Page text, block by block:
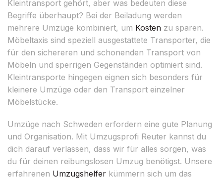
Kleintransport gehört, aber was bedeuten diese
Begriffe überhaupt? Bei der Beiladung werden
mehrere Umzüge kombiniert, um Kosten zu sparen.
Möbeltaxis sind speziell ausgestattete Transporter, die
für den sichereren und schonenden Transport von
Möbeln und sperrigen Gegenständen optimiert sind.
Kleintransporte hingegen eignen sich besonders für
kleinere Umzüge oder den Transport einzelner
Möbelstücke.
Umzüge nach Schweden erfordern eine gute Planung
und Organisation. Mit Umzugsprofi Reuter kannst du
dich darauf verlassen, dass wir für alles sorgen, was
du für deinen reibungslosen Umzug benötigst. Unsere
erfahrenen Umzugshelfer kümmern sich um das